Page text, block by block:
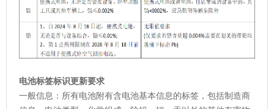
电池标签标识更新要求
一般信息：所有电池附有含电池基本信息的标签，包括制造商